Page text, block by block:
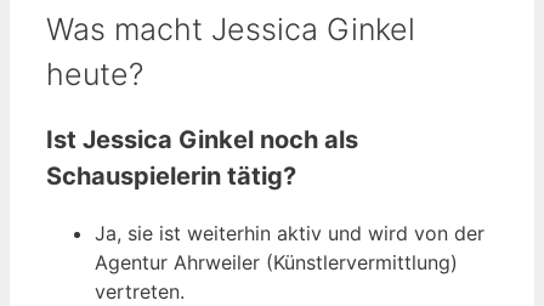
Was macht Jessica Ginkel
heute?
Ist Jessica Ginkel noch als
Schauspielerin tätig?
Ja, sie ist weiterhin aktiv und wird von der
Agentur Ahrweiler (Künstlervermittlung)
vertreten.